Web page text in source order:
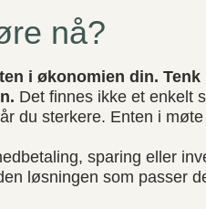
nå?
i økonomien din.
Det finnes ikke et enkelt
du sterkere. Enten i
sparing eller
løsningen som passer